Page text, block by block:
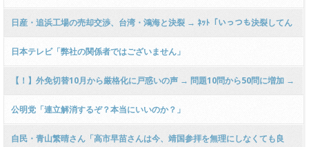
眉ひそめている」参政・梅村氏
日産・追浜工場の売却交渉、台湾・鴻海と決裂 → ﾈｯﾄ「いっつも決裂してん
な日産」「プライド高すぎ」「ホンダに振られホンハイにも…」
日本テレビ「弊社の関係者ではございません」
【！】外免切替10月から厳格化に戸惑いの声 → 問題10問から50問に増加 →
正答率70％から90％に引き上げ → 外国人「難しくなったので交通ルールを
勉強しなければならない！」
公明党「連立解消するぞ？本当にいいのか？」
自民・青山繁晴さん「高市早苗さんは今、靖国参拝を無理にしなくても良